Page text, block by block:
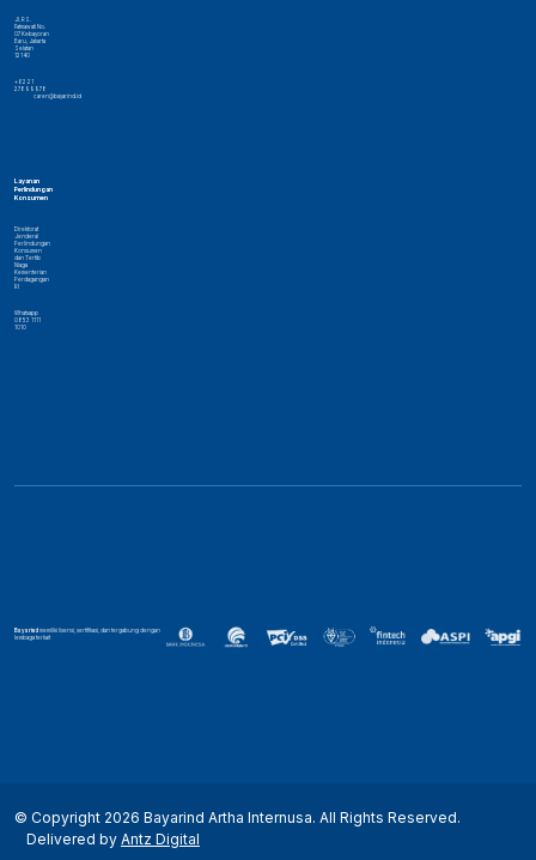
Jl. RS.
Fatmawati No.
07 Kebayoran
Baru, Jakarta
Selatan
12140
+62 21
27899978
caren@bayarind.id
Layanan
Perlindungan
Konsumen
Direktorat
Jenderal
Perlindungan
Konsumen
dan Tertib
Niaga
Kementerian
Perdagangan
RI
Whatsapp
0853 1111
1010
Bayarind memiliki lisensi, sertifikasi, dan tergabung dengan
lembaga terkait
© Copyright 2026 Bayarind Artha Internusa. All Rights Reserved.
Delivered by Antz Digital